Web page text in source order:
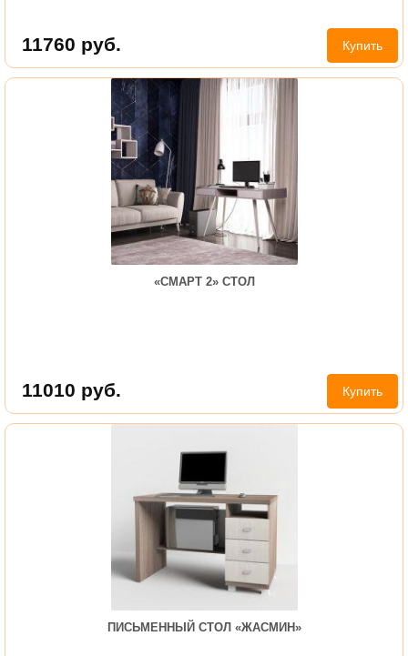
11760 руб. Купить
«СМАРТ 2» СТОЛ
11010 руб. Купить
ПИСЬМЕННЫЙ СТОЛ «ЖАСМИН»